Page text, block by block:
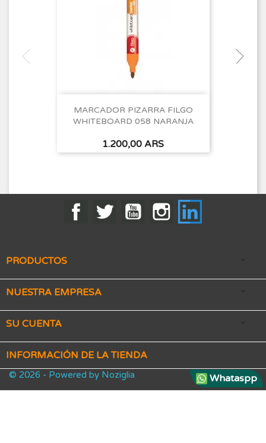
MARCADOR PIZARRA FILGO
WHITEBOARD 058 NARANJA
Precio
1.200,00 ARS
FacebookTwitter YouTubeInstagram
PRODUCTOS 
NUESTRA EMPRESA 
SU CUENTA 
INFORMACIÓN DE LA TIENDA
Whataspp
© 2026 - Powered by Noziglia